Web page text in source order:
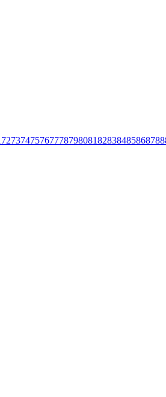
7273747576777879808182838485868788